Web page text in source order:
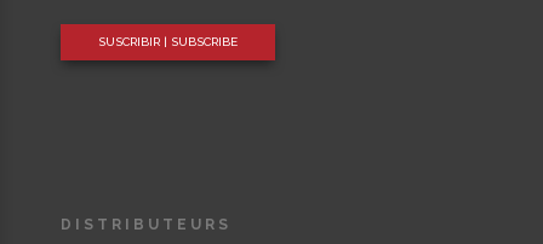
DISTRIBUTEURS